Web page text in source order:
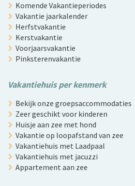
Komende Vakantieperiodes
Vakantie jaarkalender
Herfstvakantie
Kerstvakantie
Voorjaarsvakantie
Pinksterenvakantie
Vakantiehuis per kenmerk
Bekijk onze groepsaccommodaties
Zeer geschikt voor kinderen
Huisje aan zee met hond
Vakantie op loopafstand van zee
Vakantiehuis met Laadpaal
Vakantiehuis met jacuzzi
Appartement aan zee